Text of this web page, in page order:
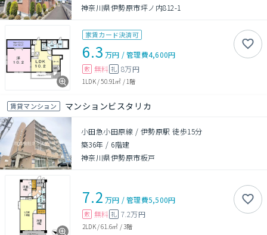
神奈川県伊勢原市坪ノ内812-1
家賃カード決済可
6.3 万円 /管理費4,600円
敷 無料 礼 8万円
1LDK/50.91㎡ /1階
賃貸マンション マンションビスタリカ
小田急小田原線 / 伊勢原駅 徒歩15分
築36年 / 6階建
神奈川県伊勢原市板戸
7.2 万円 /管理費5,500円
敷 無料 礼 7.2万円
2LDK/61.6㎡ /3階